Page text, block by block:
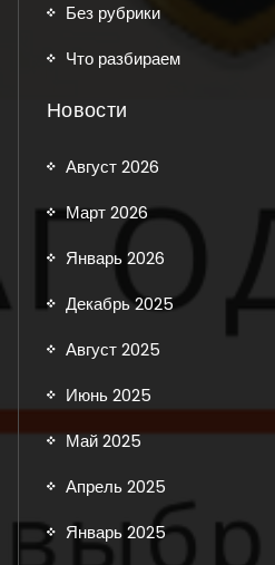
Без рубрики
Что разбираем
Новости
Август 2026
Март 2026
Январь 2026
Декабрь 2025
Август 2025
Июнь 2025
Май 2025
Апрель 2025
Январь 2025